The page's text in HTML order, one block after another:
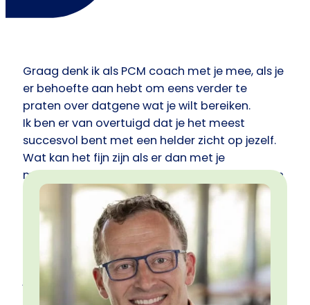
Graag denk ik als PCM coach met je mee, als je
er behoefte aan hebt om eens verder te
praten over datgene wat je wilt bereiken.
Ik ben er van overtuigd dat je het meest
succesvol bent met een helder zicht op jezelf.
Wat kan het fijn zijn als er dan met je
meegedacht wordt. En er iemand is die vragen
stelt om het antwoord te vinden op een bij jou
passende manier.
De waarde van gesprekken zijn erin gelegen
dat ze helpend zijn om weer verder te gaan.
Om dan uiteindelijk weer daar te komen waar
je prachtig uitzicht hebt op datgene wat je
bereikte en te zoeken wat je verder wilt